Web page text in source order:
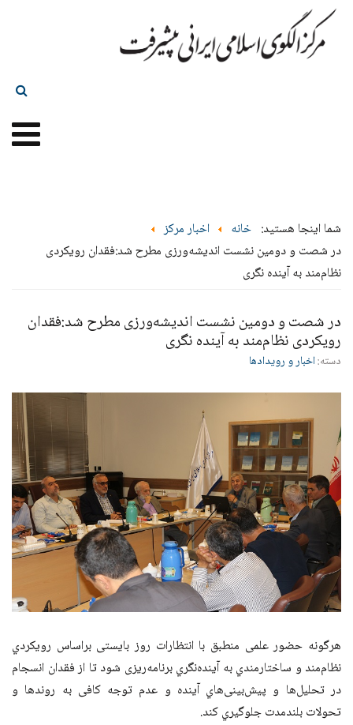
شما اینجا هستید: خانه
اخبار مرکز
در شصت و دومین نشست اندیشه‌ورزی مطرح شد:فقدان رویکردی
نظام‌مند به آینده نگری
در شصت و دومین نشست اندیشه‌ورزی مطرح شد:فقدان
رویکردی نظام‌مند به آینده نگری
دسته:اخبار و رویدادها
هرگونه حضور علمی منطبق با انتظارات روز بایستی براساس رویکردي
نظام‌مند و ساختارمندي به آینده‌نگري برنامه‌ریزی شود تا از فقدان انسجام
در تحلیل‌ها و پیش‌بینی‌هاي آینده و عدم توجه کافی به روندها و
تحولات بلندمدت جلوگیري کند.